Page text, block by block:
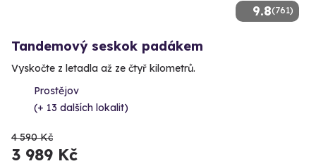
9.8(761)
Tandemový seskok padákem
Vyskočte z letadla až ze čtyř kilometrů.
Prostějov
(+ 13 dalších lokalit)
4 590 Kč
3 989 Kč